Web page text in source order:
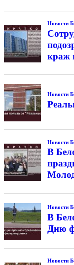
Новости
краж
Новости
Новости
В
Новости
В
Дню
Новости